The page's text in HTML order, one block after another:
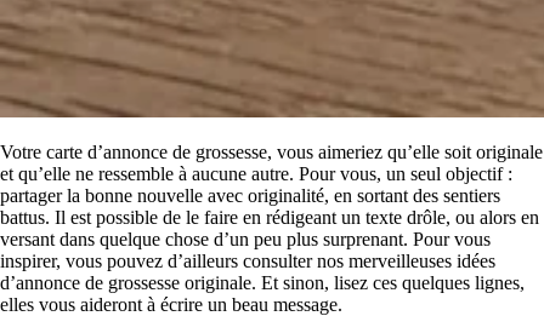
Votre carte d’annonce de grossesse, vous aimeriez qu’elle soit originale
et qu’elle ne ressemble à aucune autre. Pour vous, un seul objectif :
partager la bonne nouvelle avec originalité, en sortant des sentiers
battus. Il est possible de le faire en rédigeant un texte drôle, ou alors en
versant dans quelque chose d’un peu plus surprenant. Pour vous
inspirer, vous pouvez d’ailleurs consulter nos merveilleuses idées
d’annonce de grossesse originale. Et sinon, lisez ces quelques lignes,
elles vous aideront à écrire un beau message.